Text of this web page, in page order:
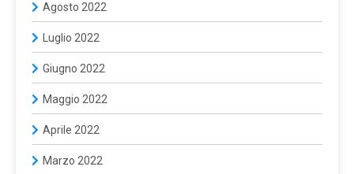
Agosto 2022
Luglio 2022
Giugno 2022
Maggio 2022
Aprile 2022
Marzo 2022